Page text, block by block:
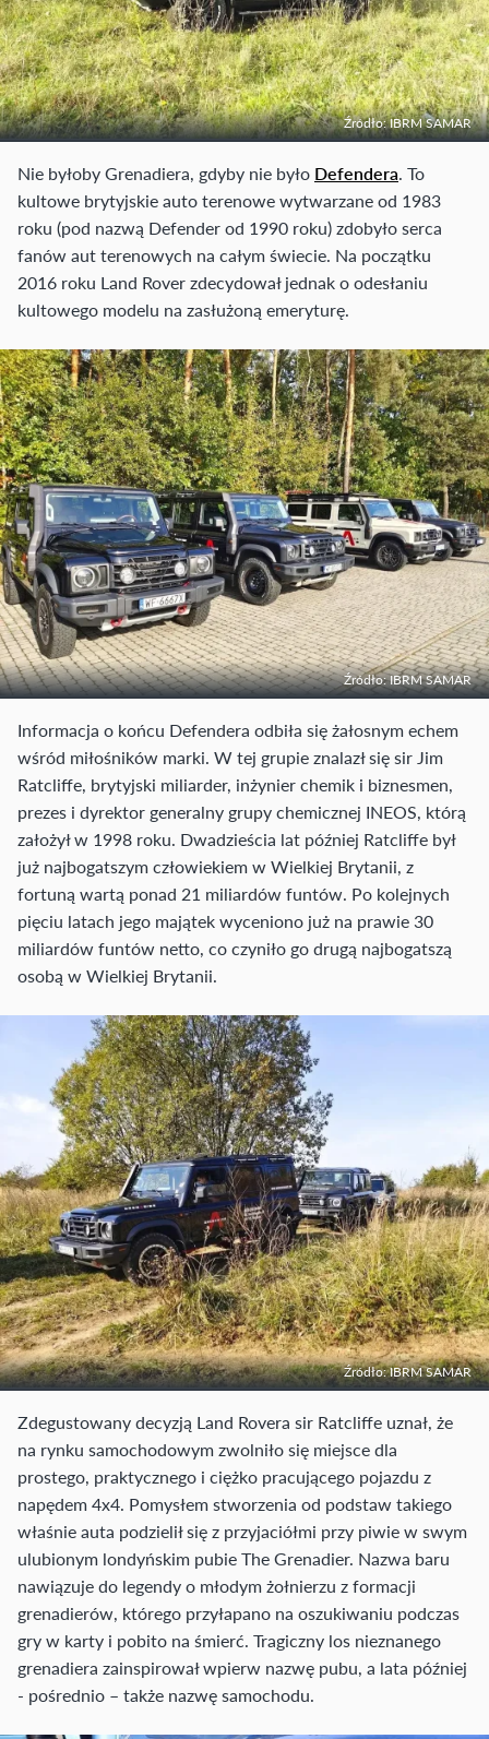
Źródło: IBRM SAMAR
Nie byłoby Grenadiera, gdyby nie było Defendera. To
kultowe brytyjskie auto terenowe wytwarzane od 1983
roku (pod nazwą Defender od 1990 roku) zdobyło serca
fanów aut terenowych na całym świecie. Na początku
2016 roku Land Rover zdecydował jednak o odesłaniu
kultowego modelu na zasłużoną emeryturę.
Źródło: IBRM SAMAR
Informacja o końcu Defendera odbiła się żałosnym echem
wśród miłośników marki. W tej grupie znalazł się sir Jim
Ratcliffe, brytyjski miliarder, inżynier chemik i biznesmen,
prezes i dyrektor generalny grupy chemicznej INEOS, którą
założył w 1998 roku. Dwadzieścia lat później Ratcliffe był
już najbogatszym człowiekiem w Wielkiej Brytanii, z
fortuną wartą ponad 21 miliardów funtów. Po kolejnych
pięciu latach jego majątek wyceniono już na prawie 30
miliardów funtów netto, co czyniło go drugą najbogatszą
osobą w Wielkiej Brytanii.
Źródło: IBRM SAMAR
Zdegustowany decyzją Land Rovera sir Ratcliffe uznał, że
na rynku samochodowym zwolniło się miejsce dla
prostego, praktycznego i ciężko pracującego pojazdu z
napędem 4x4. Pomysłem stworzenia od podstaw takiego
właśnie auta podzielił się z przyjaciółmi przy piwie w swym
ulubionym londyńskim pubie The Grenadier. Nazwa baru
nawiązuje do legendy o młodym żołnierzu z formacji
grenadierów, którego przyłapano na oszukiwaniu podczas
gry w karty i pobito na śmierć. Tragiczny los nieznanego
grenadiera zainspirował wpierw nazwę pubu, a lata później
- pośrednio – także nazwę samochodu.